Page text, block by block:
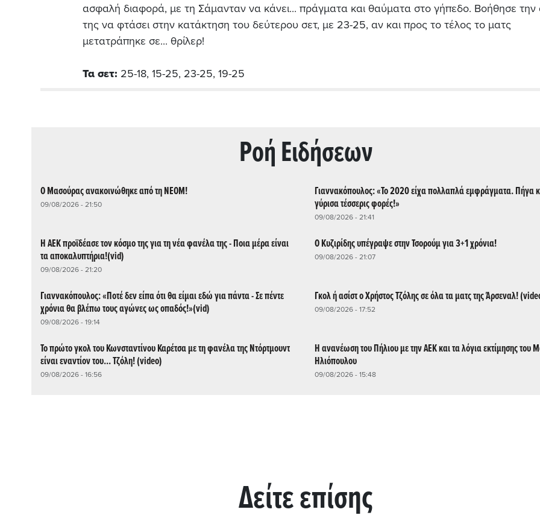
ασφαλή διαφορά, με τη Σάμανταν να κάνει... πράγματα και θαύματα στο γήπεδο. Βοήθησε
της να φτάσει στην κατάκτηση του δεύτερου σετ, με 23-25, αν και προς το τέλος το ματς
μετατράπηκε σε... θρίλερ!
Τα σετ: 25-18, 15-25, 23-25, 19-25
Ρoή Ειδήσεων
O Μασούρας ανακοινώθηκε από τη ΝΕΟΜ!
09/08/2026 - 21:50
Γιαννακόπουλος: «Το 2020 είχα πολλαπλά εμφράγματα. Πήγα
γύρισα τέσσερις φορές!»
09/08/2026 - 21:41
Η ΑΕΚ προϊδέασε τον κόσμο της για τη νέα φανέλα της - Ποια μέρα είναι
τα αποκαλυπτήρια!(vid)
09/08/2026 - 21:20
Ο Κυζιρίδης υπέγραψε στην Τσορούμ για 3+1 χρόνια!
09/08/2026 - 21:07
Γιαννακόπουλος: «Ποτέ δεν είπα ότι θα είμαι εδώ για πάντα - Σε πέντε
χρόνια θα βλέπω τους αγώνες ως οπαδός!»(vid)
09/08/2026 - 19:14
Γκολ ή ασίστ ο Χρήστος Τζόλης σε όλα τα ματς της Άρσεναλ!
09/08/2026 - 17:52
Το πρώτο γκολ του Κωνσταντίνου Καρέτσα με τη φανέλα της Ντόρτμουντ
είναι εναντίον του... Τζόλη! (video)
09/08/2026 - 16:56
Η ανανέωση του Πήλιου με την ΑΕΚ και τα λόγια εκτίμησης του
Ηλιόπουλου
09/08/2026 - 15:48
Δείτε επίσης